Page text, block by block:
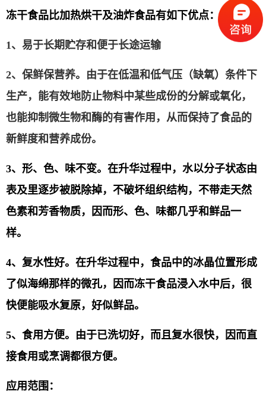
冻干食品比加热烘干及油炸食品有如下优点：
1、 易于长期贮存和便于长途运输
2、 保鲜保营养。由于在低温和低气压（缺氧）条件下
生产，能有效地防止物料中某些成份的分解或氧化，
也能抑制微生物和酶的有害作用，从而保持了食品的
新鲜度和营养成份。
3、 形、色、味不变。在升华过程中，水以分子状态由
表及里逐步被脱除掉，不破坏组织结构，不带走天然
色素和芳香物质，因而形、色、味都几乎和鲜品一
样。
4、 复水性好。在升华过程中，食品中的冰晶位置形成
了似海绵那样的微孔，因而冻干食品浸入水中后，很
快便能吸水复原，好似鲜品。
5、 食用方便。由于已洗切好，而且复水很快，因而直
接食用或烹调都很方便。
应用范围：